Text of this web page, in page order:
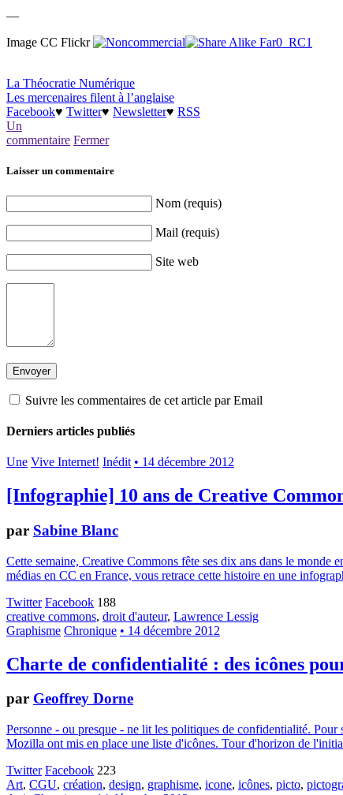
—
Image CC Flickr
Far0_RC1
La Théocratie Numérique
Les mercenaires filent à l’anglaise
Facebook♥ Twitter♥ Newsletter♥ RSS
Un
commentaire Fermer
Laisser un commentaire
Nom (requis)
Mail (requis)
Site web
Suivre les commentaires de cet article par Email
Derniers articles publiés
Une Vive Internet! Inédit • 14 décembre 2012
[Infographie] 10 ans de Creative
par Sabine Blanc
Cette semaine, Creative Commons fête ses dix ans dans le
médias en CC en France, vous retrace cette histoire en une
Twitter Facebook 188
creative commons, droit d'auteur, Lawrence Lessig
Graphisme Chronique • 14 décembre 2012
Charte de confidentialité : des icônes
par Geoffrey Dorne
Personne - ou presque - ne lit les politiques de confidentialité.
Mozilla ont mis en place une liste d'icônes. Tour d'horizon de
Twitter Facebook 223
Art, CGU, création, design, graphisme, icone, icônes, picto,